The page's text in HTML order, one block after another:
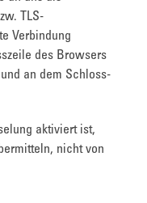
TLS-
Verbindung
des Browsers
an dem Schloss-
aktiviert ist,
nicht von